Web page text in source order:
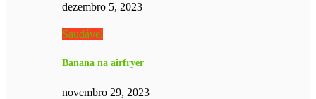
dezembro 5, 2023
Saudável
Banana na airfryer
novembro 29, 2023